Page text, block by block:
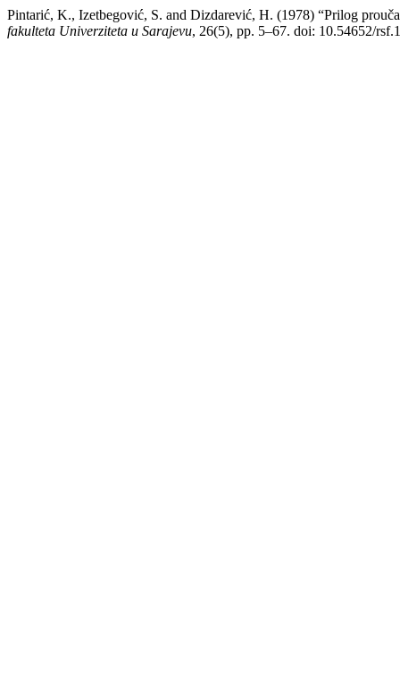
Pintarić, K., Izetbegović, S. and Dizdarević, H. (1978) “Prilog
fakulteta Univerziteta u Sarajevu, 26(5), pp. 5–67. doi: 10.54652/